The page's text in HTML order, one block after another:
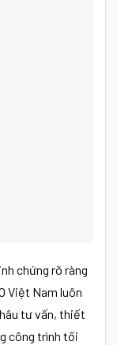
chứng rõ ràng
Việt Nam luôn
tư vấn, thiết
công trình tối